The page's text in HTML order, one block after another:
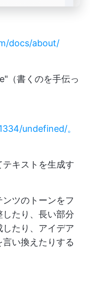
docs/about/
（書くのを手伝っ
undefined/。
キストを生成す
ツのトーンをフ
たり、長い部分
たり、アイデア
い換えたりする